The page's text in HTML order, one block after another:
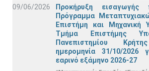
09/06/2026
Προκήρυξη εισαγωγής
Πρόγραμμα
Επιστήμη και Μηχανική
Τμήμα Eπιστήμης
Πανεπιστημίου
ημερομηνία 31/10/2026
εαρινό εξάμηνο 2026-27